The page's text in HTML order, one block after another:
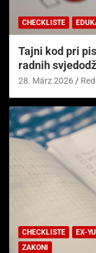
CHECKLISTE
Tajni kod pri
radnih
28. März 2026
CHECKLISTE EX-YU
ZAKONI